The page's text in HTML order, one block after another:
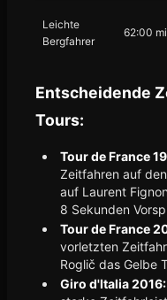
Leichte
Bergfahrer
62:00
Entscheidende
Tours:
Tour de France
Zeitfahren auf
auf Laurent
8 Sekunden
Tour de France
vorletzten
Roglič das Gelbe
Giro d'Italia 2016: